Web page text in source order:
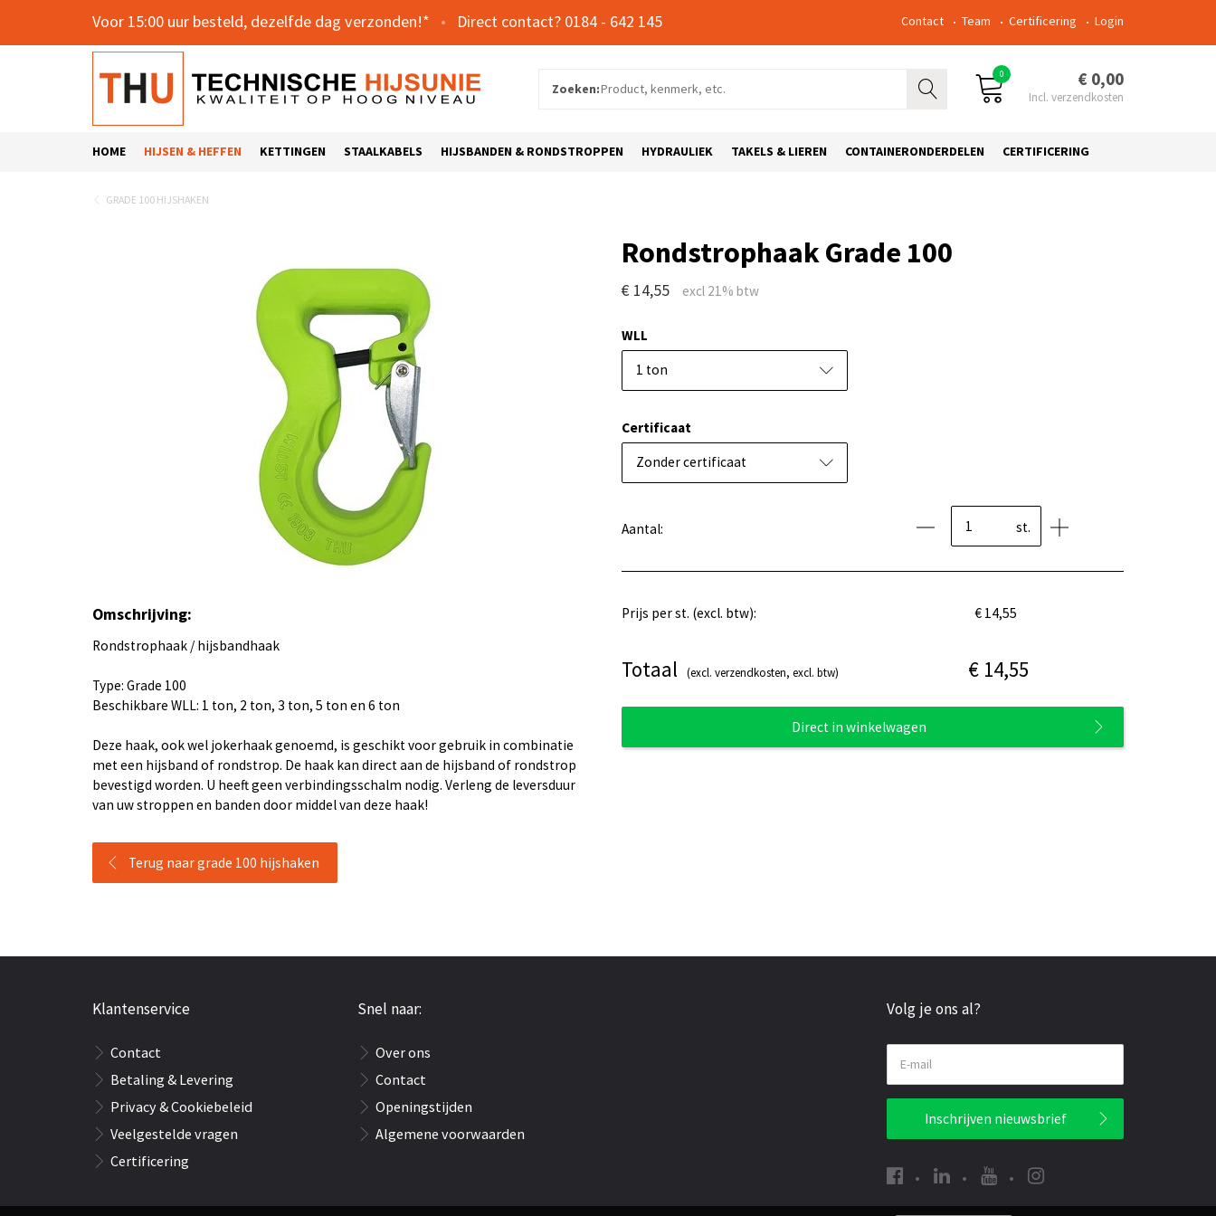
Voor 15:00 uur besteld, dezelfde dag verzonden!* 0184 - 642 145 Contact Team Certificering Login
Zoeken:
0 € 0,00
HOME HIJSEN & HEFFEN KETTINGEN STAALKABELS HIJSBANDEN & RONDSTROPPEN HYDRAULIEK TAKELS & LIEREN CONTAINERONDERDELEN CERTIFICERING
GRADE 100 HIJSHAKEN
Omschrijving:
Rondstrophaak / hijsbandhaak
Type: Grade 100
Beschikbare WLL: 1 ton, 2 ton, 3 ton, 5 ton en 6 ton
Deze haak, ook wel jokerhaak genoemd, is geschikt voor gebruik in combinatie
met een hijsband of rondstrop. De haak kan direct aan de hijsband of rondstrop
bevestigd worden. U heeft geen verbindingsschalm nodig. Verleng de leversduur
van uw stroppen en banden door middel van deze haak!
Terug naar grade 100 hijshaken
Rondstrophaak Grade 100
€ 14,55
WLL
1 ton
Certificaat
Zonder certificaat
Aantal: st.
Prijs per st. (excl. btw): € 14,55
Totaal (excl. verzendkosten, excl. btw) € 14,55
Direct in winkelwagen
Klantenservice
Contact
Betaling & Levering
Privacy & Cookiebeleid
Veelgestelde vragen
Certificering
Snel naar:
Over ons
Contact
Openingstijden
Algemene voorwaarden
Volg je ons al?
E-mail
Inschrijven nieuwsbrief